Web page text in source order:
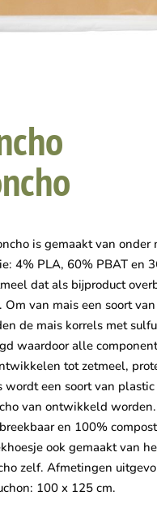
is gemaakt van onder
4% PLA, 60% PBAT en
dat als bijproduct
van mais een soort
de mais korrels met
waardoor alle
tot zetmeel,
wordt een soort van
van ontwikkeld
en 100%
ook gemaakt van
zelf. Afmetingen
100 x 125 cm.